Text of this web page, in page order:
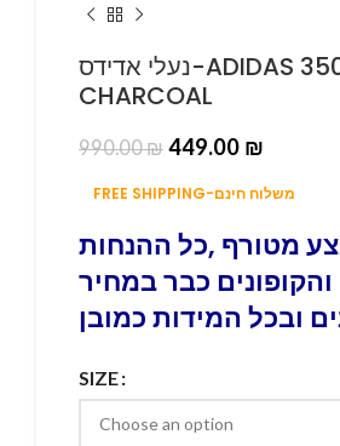
נעלי אדידס-ADIDAS 350
CHARCOAL
990.00₪ 449.00 ₪
FREE SHIPPING-משלוח חינם
מטורף ,כל ההנחות
כבר במחיר
ובכל המידות כמובן
SIZE